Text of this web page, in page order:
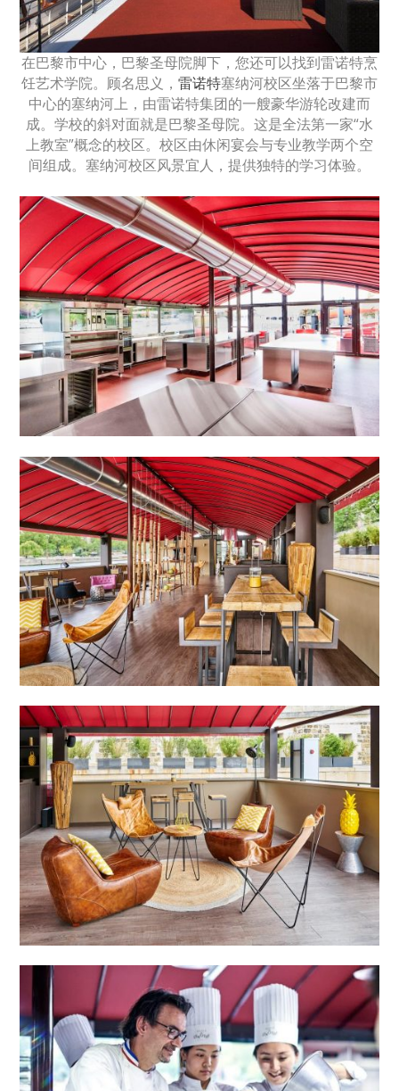
在巴黎市中心，巴黎圣母院脚下，您还可以找到雷诺特烹
饪艺术学院。顾名思义， 雷诺特塞纳河校区坐落于巴黎市
中心的塞纳河上，由雷诺特集团的一艘豪华游轮改建而
成。学校的斜对面就是巴黎圣母院。这是全法第一家“水
上教室”概念的校区。校区由休闲宴会与专业教学两个空
间组成。塞纳河校区风景宜人，提供独特的学习体验。